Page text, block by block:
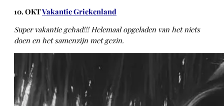
10. OKTVakantie Griekenland
Super vakantie gehad!!! Helemaal opgeladen van het niets
doen en het samenzijn met gezin.